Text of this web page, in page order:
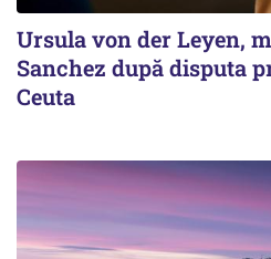
Ursula von der Leyen,
Sanchez după disputa
Ceuta